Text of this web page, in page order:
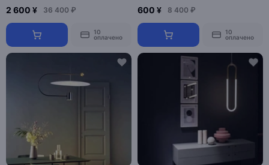
2 600 ¥ 36 400 ₽
10
оплачено
600 ¥ 8 400 ₽
10
оплачено